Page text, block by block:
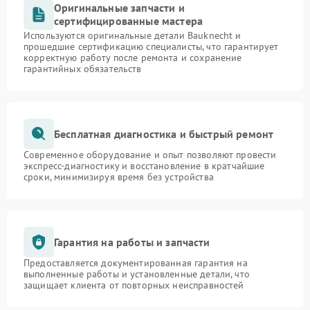
Оригинальные запчасти и
сертифицированные мастера
Используются оригинальные детали Bauknecht и
прошедшие сертификацию специалисты, что гарантирует
корректную работу после ремонта и сохранение
гарантийных обязательств
Бесплатная диагностика и быстрый ремонт
Современное оборудование и опыт позволяют провести
экспресс-диагностику и восстановление в кратчайшие
сроки, минимизируя время без устройства
Гарантия на работы и запчасти
Предоставляется документированная гарантия на
выполненные работы и установленные детали, что
защищает клиента от повторных неисправностей